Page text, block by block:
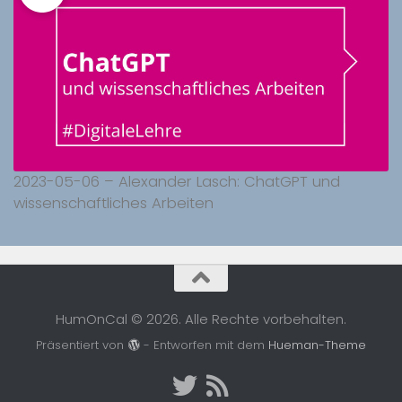
2023-05-06 – Alexander Lasch: ChatGPT und
wissenschaftliches Arbeiten
HumOnCal © 2026. Alle Rechte vorbehalten.
Präsentiert von - Entworfen mit dem Hueman-Theme